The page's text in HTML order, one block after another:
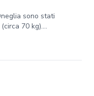
sono stati
70 kg)....